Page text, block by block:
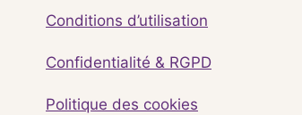
Conditions d’utilisation
Confidentialité & RGPD
Politique des cookies